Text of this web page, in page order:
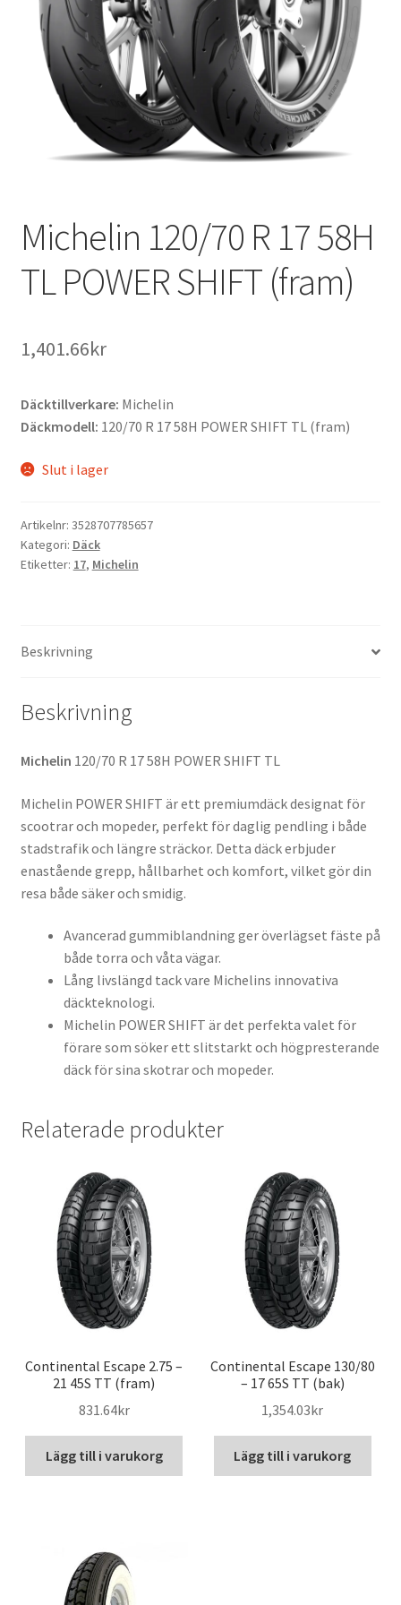
Michelin 120/70 R 17 58H
TL POWER SHIFT (fram)
1,401.66kr
Däcktillverkare: Michelin
Däckmodell: 120/70 R 17 58H POWER SHIFT TL (fram)
Slut i lager
Artikelnr: 3528707785657
Kategori: Däck
Etiketter: 17, Michelin
Beskrivning
Beskrivning
Michelin 120/70 R 17 58H POWER SHIFT TL
Michelin POWER SHIFT är ett premiumdäck designat för
scootrar och mopeder, perfekt för daglig pendling i både
stadstrafik och längre sträckor. Detta däck erbjuder
enastående grepp, hållbarhet och komfort, vilket gör din
resa både säker och smidig.
Avancerad gummiblandning ger överlägset fäste på
både torra och våta vägar.
Lång livslängd tack vare Michelins innovativa
däckteknologi.
Michelin POWER SHIFT är det perfekta valet för
förare som söker ett slitstarkt och högpresterande
däck för sina skotrar och mopeder.
Relaterade produkter
Continental Escape 2.75 –
21 45S TT (fram)
831.64kr
Lägg till i varukorg
Continental Escape 130/80
– 17 65S TT (bak)
1,354.03kr
Lägg till i varukorg